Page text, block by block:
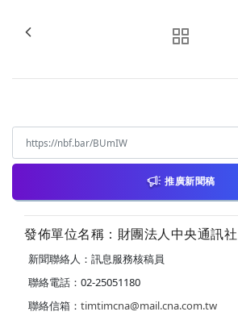
推廣新聞稿
發佈單位名稱：財團法人中央通訊社
新聞聯絡人：訊息服務核稿員
聯絡電話：02-25051180
聯絡信箱： timtimcna@mail.cna.com.tw